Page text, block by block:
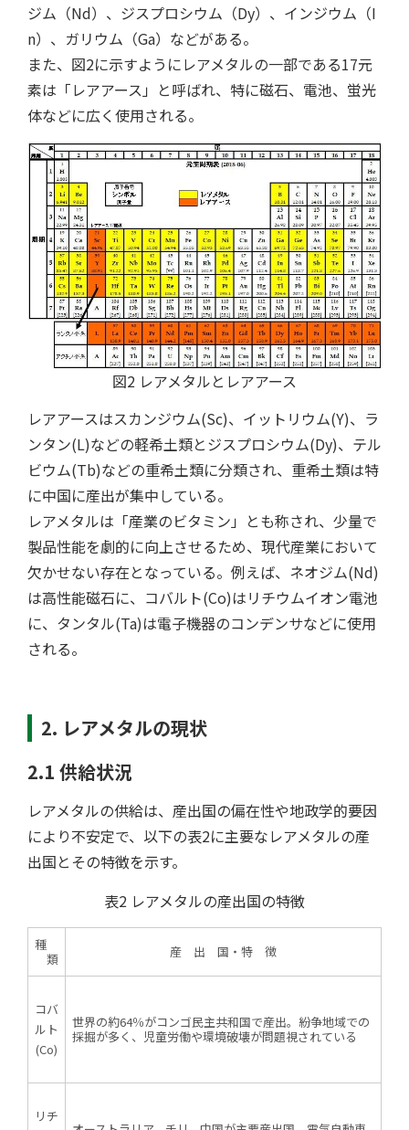
クチコミ
ジム（Nd）、ジスプロシウム（Dy）、インジウム（I
n）、ガリウム（Ga）などがある。
また、図2に示すようにレアメタルの一部である17元
素は「レアアース」と呼ばれ、特に磁石、電池、蛍光
体などに広く使用される。
図2 レアメタルとレアアース
レアアースはスカンジウム(Sc)、イットリウム(Y)、ラ
ンタン(L)などの軽希土類とジスプロシウム(Dy)、テル
ビウム(Tb)などの重希土類に分類され、重希土類は特
に中国に産出が集中している。
レアメタルは「産業のビタミン」とも称され、少量で
製品性能を劇的に向上させるため、現代産業において
欠かせない存在となっている。例えば、ネオジム(Nd)
は高性能磁石に、コバルト(Co)はリチウムイオン電池
に、タンタル(Ta)は電子機器のコンデンサなどに使用
される。
2. レアメタルの現状
2.1 供給状況
レアメタルの供給は、産出国の偏在性や地政学的要因
により不安定で、以下の表2に主要なレアメタルの産
出国とその特徴を示す。
表2 レアメタルの産出国の特徴
種
類
産 出 国・特 徴
コバ
ルト
(Co)
世界の約64％がコンゴ民主共和国で産出。紛争地域での
採掘が多く、児童労働や環境破壊が問題視されている
リチ